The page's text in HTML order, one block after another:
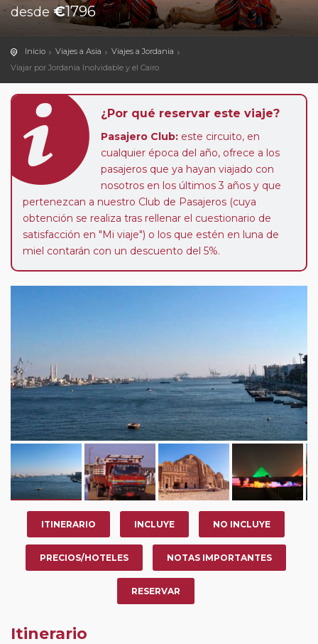
desde€1796
Inicio Viajes a Asia
Viajes a Jordania
Viajar por Jordania Inolvidable y el Cairo
¿Por qué reservar este viaje?
Pasajero Club: este circuito, en
cualquier época del año, ofrece a los
pasajeros que ya hayan viajado con
nosotros en los últimos 3 años y que
pertenezcan a nuestro Club de Pasajeros (cuya
obtención se realiza tras rellenar el cuestionario de
satisfacción en "Mi viaje") o los que estén en luna de
miel contarán con un descuento del 5%.
ITINERARIO INCLUYE NO INCLUYE
PRECIOS/HOTELES NOTAS IMPORTANTES
RESERVAR
Itinerario